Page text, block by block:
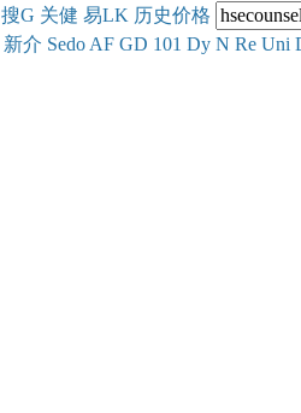
搜G 关健 易LK 历史价格
新介 Sedo AF GD 101 Dy N Re Uni